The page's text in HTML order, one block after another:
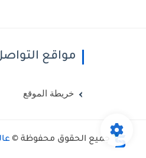
مواقع
خريطة الموقع
جميع الحقوق محفوظة ©